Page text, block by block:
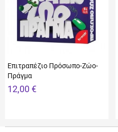
Επιτραπέζιο Πρόσωπο-Ζώο-
Πράγμα
12,00 €